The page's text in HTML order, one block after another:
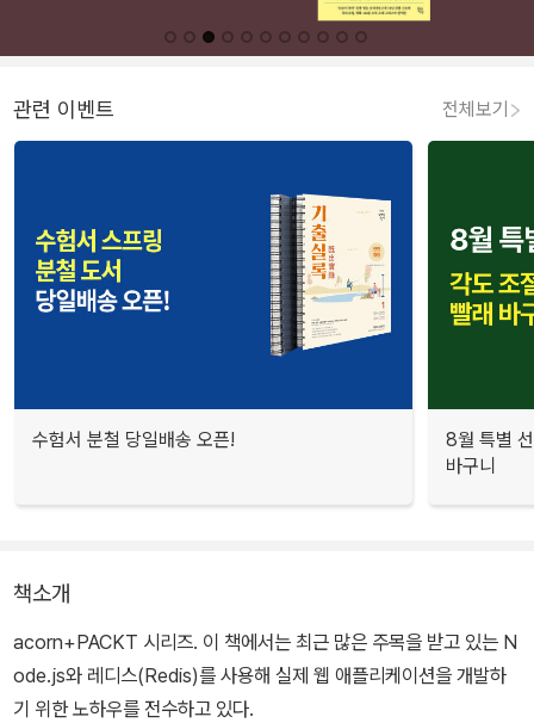
관련 이벤트 전체보기
수험서 분철 당일배송 오픈!
8월 특별
바구니
책소개
acorn+PACKT 시리즈. 이 책에서는 최근 많은 주목을 받고 있는 N
ode.js와 레디스(Redis)를 사용해 실제 웹 애플리케이션을 개발하
기 위한 노하우를 전수하고 있다.